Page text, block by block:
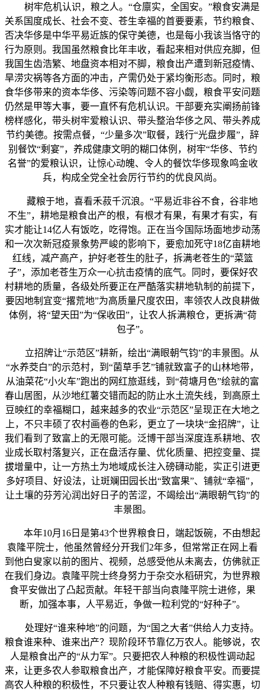
树牢危机认识，粮之人。“仓廪实，全国安。”粮食安满是
关系国度成长、社会不变、苍生幸福的首要要素，节约粮食、
否决华侈是中华平易近族的保守美德，也是每小我该当恪守的
行为原则。我国虽然粮食比年丰收，看起来相对供应充脚，但
我国生齿浩繁、地盘资本相对不脚，粮食出产遭到新冠疫情、
旱涝灾祸等各方面的冲击，产需仍处于紧均衡形态。同时，粮
食华侈带来的资本华侈、污染等问题不容小觑，粮食平安问题
仍然是甲等大事，要一直怀有危机认识。干部要充实阐扬前锋
榜样感化，带头树牢爱粮认识、带头整治华侈之风、带头养成
节约美德。按需点餐，“少量多次”取餐，践行“光盘步履”，辞
别餐饮“剩宴”，养成健康文明的糊口体例，树牢“华侈、节约
名誉”的爱粮认识，让惊心动魄、令人的餐饮华侈现象鸣金收
兵，构成全党全社会厉行节约的优良风尚。
藏粮于地，喜看禾菽千沉浪。“平易近非谷不食，谷非地
不生”，耕地是粮食出产的根，有根才有果，有果才有实，有
实才能让14亿人有饭吃，吃得饱。正在当今国际场面地步动荡
和一次次新冠疫景象势严峻的影响下，要愈加死守18亿亩耕地
红线，减产高产，护好老苍生的肚子，拆满老苍生的“菜篮
子”，添加老苍生万众一心抗击疫情的底气。同时，要保好农
村耕地的质量，各级处所要正在严酷落实耕地轨制的前提下，
要因地制宜变“撂荒地”为高质量尺度农田，率领农人改良耕做
体例，将“望天田”为“保收田”，让农人拆满粮仓，更拆满“荷
包子”。
立招牌让“示范区”耕新，绘出“满眼朝气钧”的丰景图。从
“水养茭白”的示范村，到“菌草手艺”铺就致富子的山林地带，
从油菜花“小火车”跑出的网红旅逛线，到“荷塘月色”绘就的富
春山居图，从沙地红薯交错而起的防止水土流失线，到高原土
豆映红的幸福糊口，越来越多的农业“示范区”呈现正在大地之
上，不只丰硕了农村画卷的色彩，更立了一块块“金招牌”，让
我们看到了致富上的无限可能。泛博干部当深度连系耕地、农
业成长取村落复兴，正在盘活存量、优化质量、把控变量、提
拔增量中，让一方热土为地域成长注入磅礴动能，实正引进更
多好项目、好设法，让斑斓田园长出“致富果”、铺就“幸福”，
让土壤的芬芳沁润出好日子的苦涩，不竭绘出“满眼朝气钧”的
丰景图。
本年10月16日是第43个世界粮食日，端起饭碗，不由想起
袁隆平院士，他虽然曾经分开我们2年多，但常常正在网上看
到他白叟家以前的图片、视频，总感受他从未离去，仿佛就正
在我们身边。袁隆平院士终身努力于杂交水稻研究，为世界粮
食平安做出了凸起贡献。年轻干部当向袁隆平院士进修，果
断，加强本事，人平易近，争做一粒利党的“好种子”。
处理好“谁来种地”的问题，为“国之大者”供给人力支持。
粮食谁来种、谁来出产？现阶段环节靠亿万农人。能够说，农
人是粮食出产的“从力军”。只要把农人种粮的积极性调动起
来，让更多农人参取粮食出产，才能保障好粮食平安。而要提
高农人种粮的积极性，不只要让农人种粮有钱赔、得实惠，切